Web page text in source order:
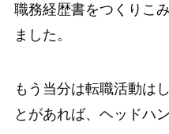
職務経歴書をつくりこ
ました。
もう当分は転職活動は
とがあれば、ヘッドハ